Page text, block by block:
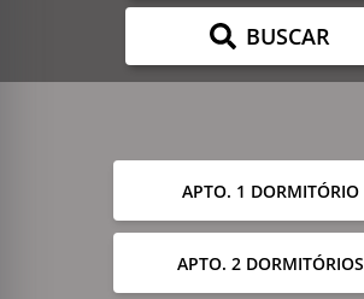
BUSCAR
APTO. 1 DORMITÓRIO
APTO. 2 DORMITÓRIOS